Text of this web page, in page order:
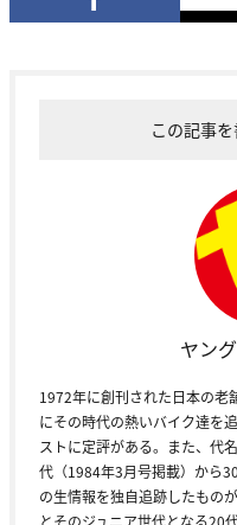
この記事
ヤン
1972年に創刊された日本の老
にその時代の熱いバイク達を
ストに定評がある。また、代
代（1984年3月号掲載）から
の生情報を独自追跡したもの